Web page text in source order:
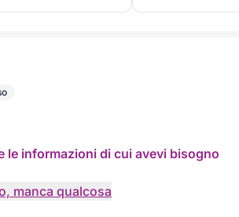
le informazioni di cui avevi bisogno
manca qualcosa